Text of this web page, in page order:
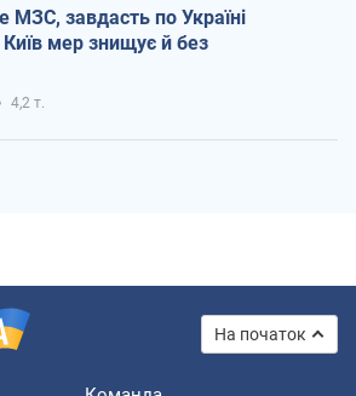
завдасть по Україні
мер знищує й без
4,2 т.
На початок